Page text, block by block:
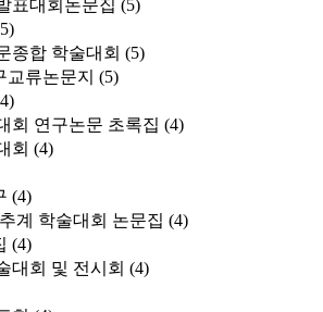
표대회논문집 (5)
종합 학술대회 (5)
류논문지 (5)
회 연구논문 초록집 (4)
회 (4)
(4)
계 학술대회 논문집 (4)
(4)
대회 및 전시회 (4)